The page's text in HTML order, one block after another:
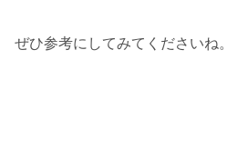
ぜひ参考にしてみてくださいね。